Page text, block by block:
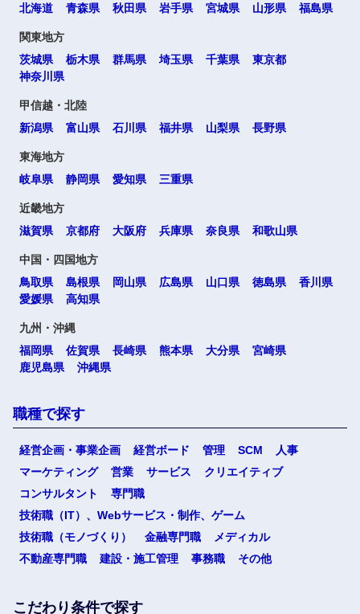
北海道
青森県 秋田県 岩手県 宮城県 山形県 福島県
関東地方
茨城県
栃木県 群馬県 埼玉県 千葉県
東京都
神奈川県
甲信越・北陸
新潟県
富山県 石川県 福井県 山梨県 長野県
東海地方
岐阜県
静岡県 愛知県 三重県
近畿地方
滋賀県
京都府 大阪府 兵庫県 奈良県 和歌山県
中国・四国地方
鳥取県
島根県 岡山県 広島県 山口県 徳島県
香川県
愛媛県
高知県
九州・沖縄
福岡県
佐賀県 長崎県 熊本県 大分県
宮崎県
鹿児島県
沖縄県
職種で探す
経営企画・事業企画 経営ボード 管理 SCM
人事
マーケティング
営業 サービス
クリエイティブ
コンサルタント
専門職
技術職（IT）、Webサービス・制作、ゲーム
技術職（モノづくり）
金融専門職
メディカル
不動産専門職
建設・施工管理 事務職 その他
こだわり条件で探す